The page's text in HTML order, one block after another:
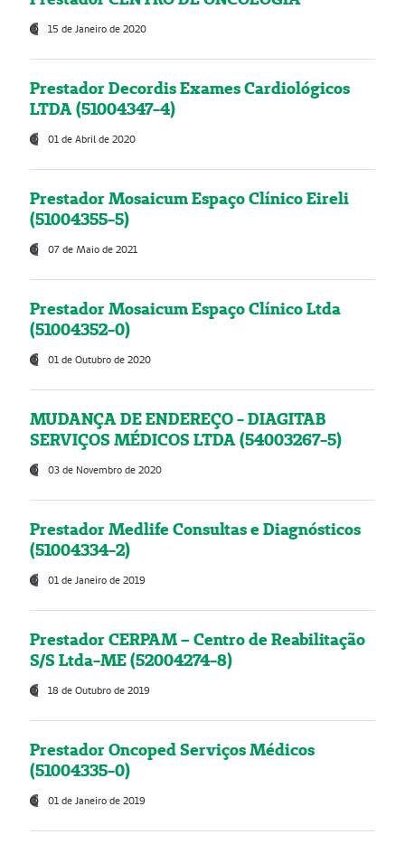
15 de Janeiro de 2020
Prestador Decordis Exames Cardiológicos
LTDA (51004347-4)
01 de Abril de 2020
Prestador Mosaicum Espaço Clínico Eireli
(51004355-5)
07 de Maio de 2021
Prestador Mosaicum Espaço Clínico Ltda
(51004352-0)
01 de Outubro de 2020
MUDANÇA DE ENDEREÇO - DIAGITAB
SERVIÇOS MÉDICOS LTDA (54003267-5)
03 de Novembro de 2020
Prestador Medlife Consultas e Diagnósticos
(51004334-2)
01 de Janeiro de 2019
Prestador CERPAM – Centro de Reabilitação
S/S Ltda-ME (52004274-8)
18 de Outubro de 2019
Prestador Oncoped Serviços Médicos
(51004335-0)
01 de Janeiro de 2019